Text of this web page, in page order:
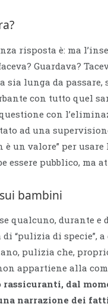
risposta è: ma
Guardava?
sia lunga da
con tutto quel
con
ad una
è un valore” per
essere pubblico, ma
bambini
qualcuno, durante e
“pulizia di specie”,
pulizia che,
appartiene alla
rassicuranti, dal
narrazione dei